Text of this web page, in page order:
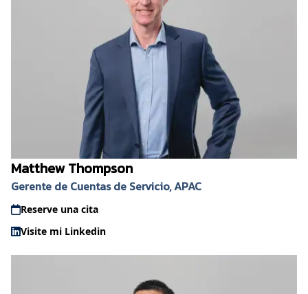
Matthew Thompson
Gerente de Cuentas de Servicio, APAC
Reserve una cita
Visite mi Linkedin